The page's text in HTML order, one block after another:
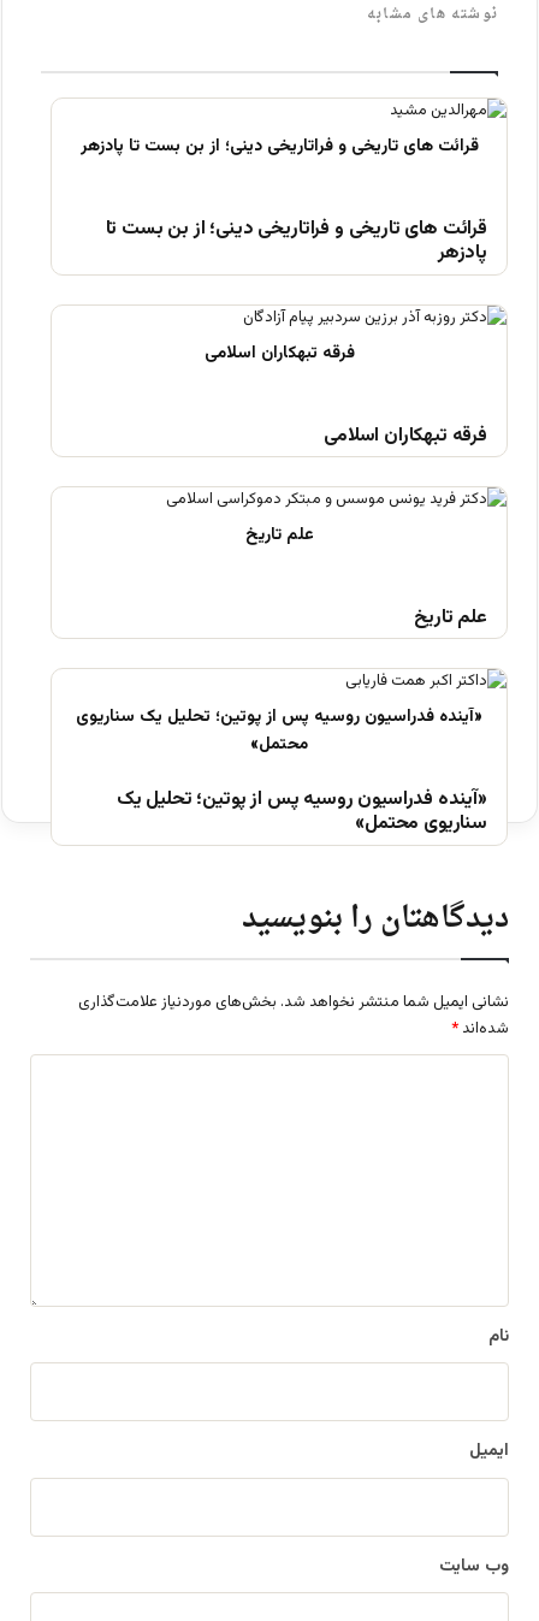
نوشته های مشابه
قرائت های تاریخی و فراتاریخی دینی؛ از بن بست تا
پادزهر
فرقه تبهکاران اسلامی
علم تاریخ
«آینده فدراسیون روسیه پس از پوتین؛ تحلیل یک
سناریوی محتمل»
دیدگاهتان را بنویسید
نشانی ایمیل شما منتشر نخواهد شد. بخش‌های موردنیاز علامت‌گذاری
شده‌اند *
نام
ایمیل
وب‌ سایت